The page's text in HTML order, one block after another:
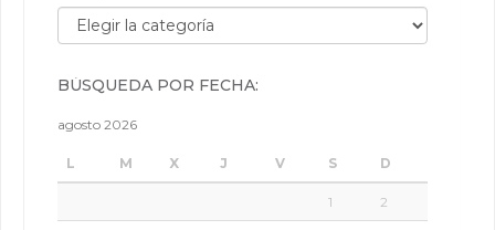
Búsqueda por categorías:
BÚSQUEDA POR FECHA:
agosto 2026
L M X J V S D
1 2